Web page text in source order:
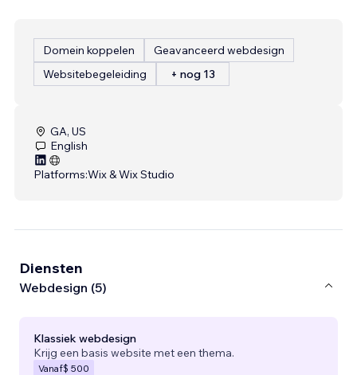
Domein koppelen
Geavanceerd webdesign
Websitebegeleiding
+ nog 13
GA, US
English
Platforms:Wix & Wix Studio
Diensten
Webdesign (5)
Klassiek webdesign
Krijg een basis website met een thema.
Vanaf$ 500